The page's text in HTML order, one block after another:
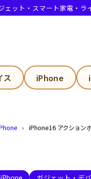
ェット・スマート家電・
ス iPhone
iPhone16 アクション
iPhone16
1.1 iPhone16
iPhoneの
1.3 iPhone16
1.4.1 アク